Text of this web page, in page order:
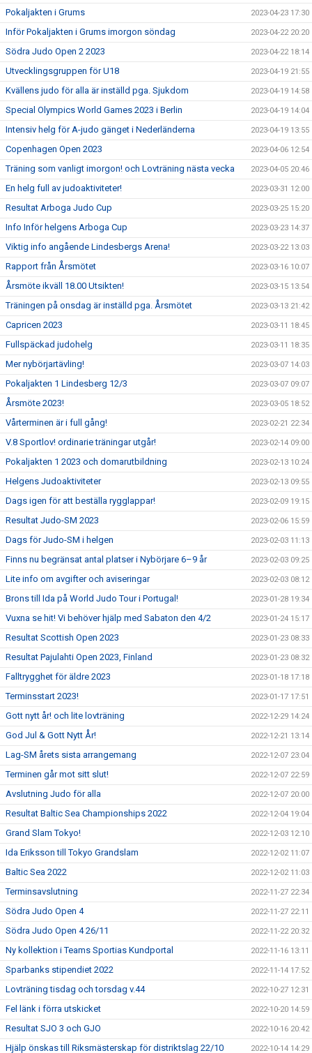
Pokaljakten i Grums 2023-04-23 17:30
Inför Pokaljakten i Grums imorgon söndag 2023-04-22 20:20
Södra Judo Open 2 2023 2023-04-22 18:14
Utvecklingsgruppen för U18 2023-04-19 21:55
Kvällens judo för alla är inställd pga. Sjukdom 2023-04-19 14:58
Special Olympics World Games 2023 i Berlin 2023-04-19 14:04
Intensiv helg för A-judo gänget i Nederländerna 2023-04-19 13:55
Copenhagen Open 2023 2023-04-06 12:54
Träning som vanligt imorgon! och Lovträning nästa vecka 2023-04-05 20:46
En helg full av judoaktiviteter! 2023-03-31 12:00
Resultat Arboga Judo Cup 2023-03-25 15:20
Info Inför helgens Arboga Cup 2023-03-23 14:37
Viktig info angående Lindesbergs Arena! 2023-03-22 13:03
Rapport från Årsmötet 2023-03-16 10:07
Årsmöte ikväll 18.00 Utsikten! 2023-03-15 13:54
Träningen på onsdag är inställd pga. Årsmötet 2023-03-13 21:42
Capricen 2023 2023-03-11 18:45
Fullspäckad judohelg 2023-03-11 18:35
Mer nybörjartävling! 2023-03-07 14:03
Pokaljakten 1 Lindesberg 12/3 2023-03-07 09:07
Årsmöte 2023! 2023-03-05 18:52
Vårterminen är i full gång! 2023-02-21 22:34
V.8 Sportlov! ordinarie träningar utgår! 2023-02-14 09:00
Pokaljakten 1 2023 och domarutbildning 2023-02-13 10:24
Helgens Judoaktiviteter 2023-02-13 09:55
Dags igen för att beställa rygglappar! 2023-02-09 19:15
Resultat Judo-SM 2023 2023-02-06 15:59
Dags för Judo-SM i helgen 2023-02-03 11:13
Finns nu begränsat antal platser i Nybörjare 6–9 år 2023-02-03 09:25
Lite info om avgifter och aviseringar 2023-02-03 08:12
Brons till Ida på World Judo Tour i Portugal! 2023-01-28 19:34
Vuxna se hit! Vi behöver hjälp med Sabaton den 4/2 2023-01-24 15:17
Resultat Scottish Open 2023 2023-01-23 08:33
Resultat Pajulahti Open 2023, Finland 2023-01-23 08:32
Falltrygghet för äldre 2023 2023-01-18 17:18
Terminsstart 2023! 2023-01-17 17:51
Gott nytt år! och lite lovträning 2022-12-29 14:24
God Jul & Gott Nytt År! 2022-12-21 13:14
Lag-SM årets sista arrangemang 2022-12-07 23:04
Terminen går mot sitt slut! 2022-12-07 22:59
Avslutning Judo för alla 2022-12-07 20:00
Resultat Baltic Sea Championships 2022 2022-12-04 19:04
Grand Slam Tokyo! 2022-12-03 12:10
Ida Eriksson till Tokyo Grandslam 2022-12-02 11:07
Baltic Sea 2022 2022-12-02 11:03
Terminsavslutning 2022-11-27 22:34
Södra Judo Open 4 2022-11-27 22:11
Södra Judo Open 4 26/11 2022-11-22 20:32
Ny kollektion i Teams Sportias Kundportal 2022-11-16 13:11
Sparbanks stipendiet 2022 2022-11-14 17:52
Lovträning tisdag och torsdag v.44 2022-10-27 12:31
Fel länk i förra utskicket 2022-10-20 14:59
Resultat SJO 3 och GJO 2022-10-16 20:42
Hjälp önskas till Riksmästerskap för distriktslag 22/10 2022-10-14 14:29